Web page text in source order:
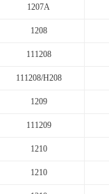
1207A
1208
111208
111208/H208
1209
111209
1210
1210